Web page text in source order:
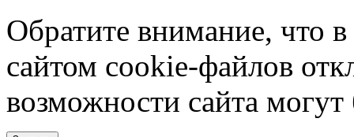
Обратите внимание, что в
сайтом cookie-файлов
возможности сайта